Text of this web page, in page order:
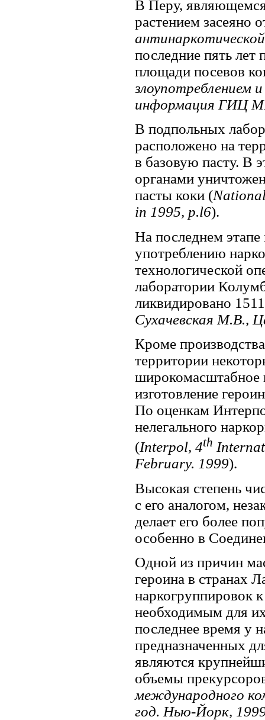
В Перу,
растением засеяно
последние пять лет
площади посевов
злоупотреблением
информация ГИЦ
В подпольных
расположено на
в базовую пасту. В
органами
пасты коки (
in 1995, p.l6).
На последнем
употреблению
технологической
лаборатории
ликвидировано
Сухачевская М.В.,
Кроме
территории
широкомасштабное
изготовление
По оценкам
нелегального
(Interpol, 4th
February. 1999).
Высокая степень
с его аналогом,
делает его более
особенно в
Одной из причин
героина в странах
наркогруппировок
необходимым для
последнее время у
предназначенных
являются
объемы
международного
год. Нью-Йорк,